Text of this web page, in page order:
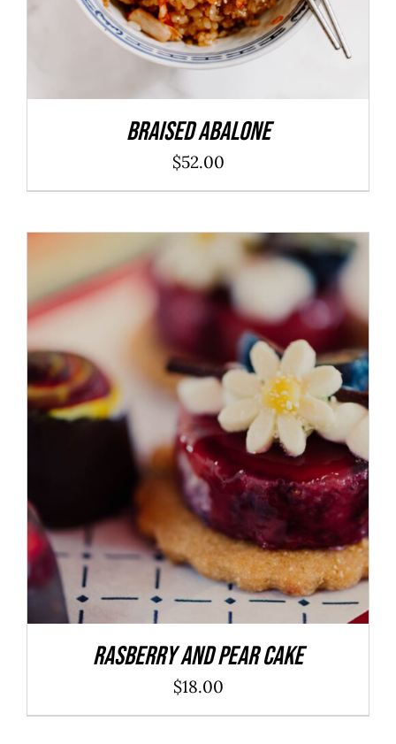
Braised Abalone
$52.00
ADD TO CART / DÉTAILS
Rasberry And Pear Cake
$18.00